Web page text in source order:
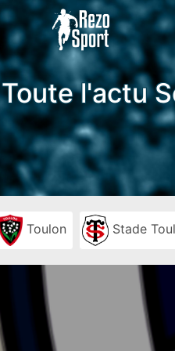
Toute l'actu
Toulon Stade